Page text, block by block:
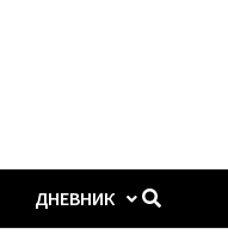
ДНЕВНИК